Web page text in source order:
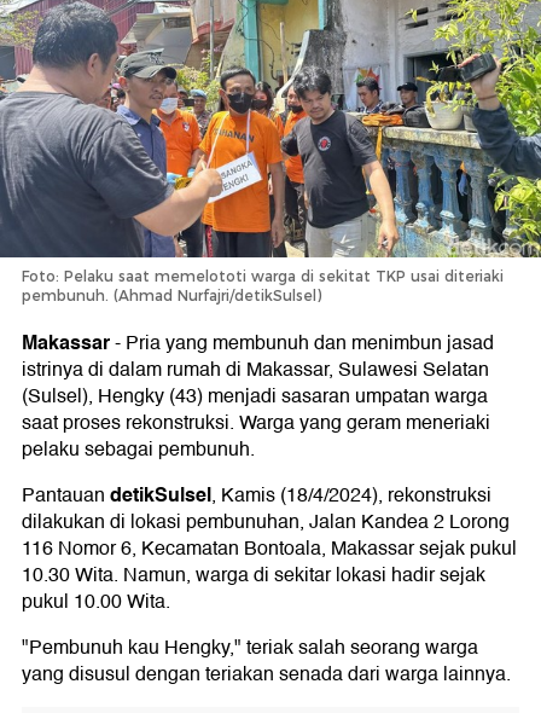
Foto: Pelaku saat memelototi warga di sekitat TKP usai diteriaki
pembunuh. (Ahmad Nurfajri/detikSulsel)
Makassar-Pria yang membunuh dan menimbun jasad
istrinya di dalam rumah di Makassar, Sulawesi Selatan
(Sulsel), Hengky (43) menjadi sasaran umpatan warga
saat proses rekonstruksi. Warga yang geram meneriaki
pelaku sebagai pembunuh.
PantauandetikSulsel, Kamis (18/4/2024), rekonstruksi
dilakukan di lokasi pembunuhan, Jalan Kandea 2 Lorong
116 Nomor 6, Kecamatan Bontoala, Makassar sejak pukul
10.30 Wita. Namun, warga di sekitar lokasi hadir sejak
pukul 10.00 Wita.
"Pembunuh kau Hengky," teriak salah seorang warga
yang disusul dengan teriakan senada dari warga lainnya.